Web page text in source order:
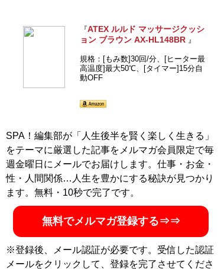
『ATEX ルルド マッサージクッシ
ョン ブラウン AX-HL148BR 』
規格：[もみ数]30回/分、[ヒーター最
高温度]最大50℃、[タイマー]15分自
動OFF
SPA！編集部が「人生後半を賢く楽しく生きる」
をテーマに厳選した記事をメルマガ会員限定で毎
週金曜日にメールでお届けします。仕事・お金・
性・人間関係…人生を豊かにする秘訣が見つかり
ます。無料・10秒で完了です。
無料でメルマガ登録する⇒⇒
※登録後、メール認証が必要です。受信した認証
メールをクリックして、登録を完了させてくださ